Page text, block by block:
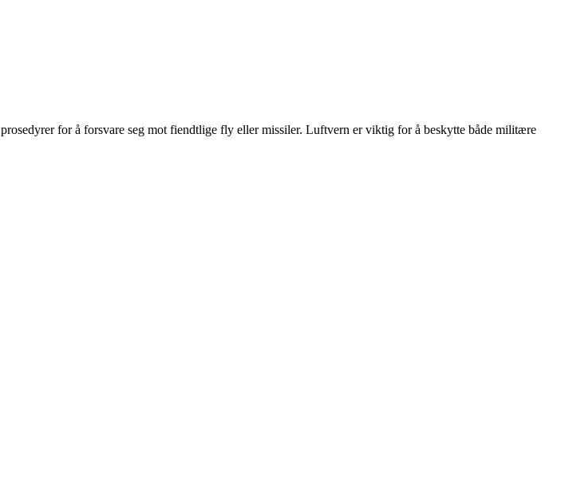
for å forsvare seg mot fiendtlige fly eller missiler. Luftvern er viktig for å beskytte både militære